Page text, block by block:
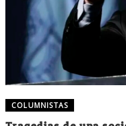
COLUMNISTAS